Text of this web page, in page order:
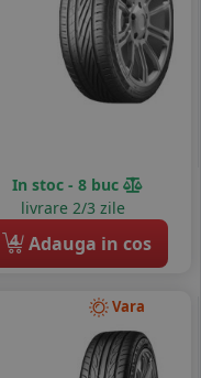
In stoc - 8 buc
livrare 2/3 zile
4 Adauga in cos
Vara